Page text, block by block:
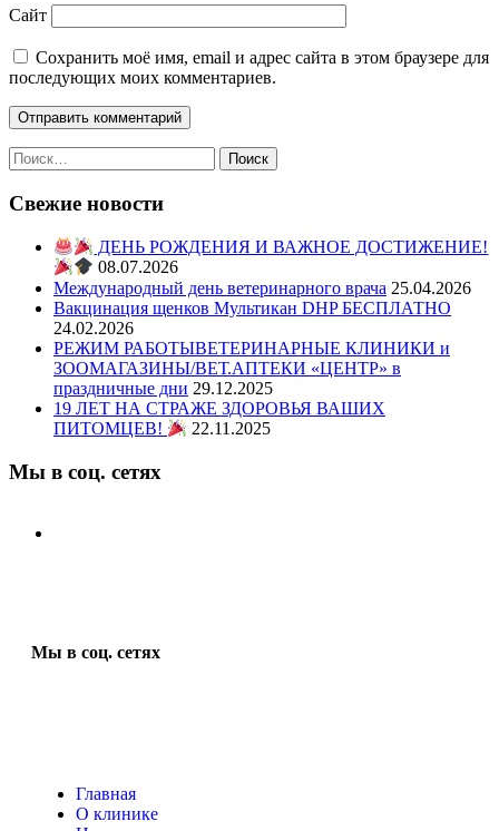
Сайт
Сохранить моё имя, email и адрес сайта в этом браузере для
последующих моих комментариев.
Свежие новости
ДЕНЬ РОЖДЕНИЯ И ВАЖНОЕ ДОСТИЖЕНИЕ!
08.07.2026
Международный день ветеринарного врача 25.04.2026
Вакцинация щенков Мультикан DHP БЕСПЛАТНО
24.02.2026
РЕЖИМ РАБОТЫВЕТЕРИНАРНЫЕ КЛИНИКИ и
ЗООМАГАЗИНЫ/ВЕТ.АПТЕКИ «ЦЕНТР» в
праздничные дни 29.12.2025
19 ЛЕТ НА СТРАЖЕ ЗДОРОВЬЯ ВАШИХ
ПИТОМЦЕВ!
22.11.2025
Мы в соц. сетях
Мы в соц. сетях
Главная
О клинике